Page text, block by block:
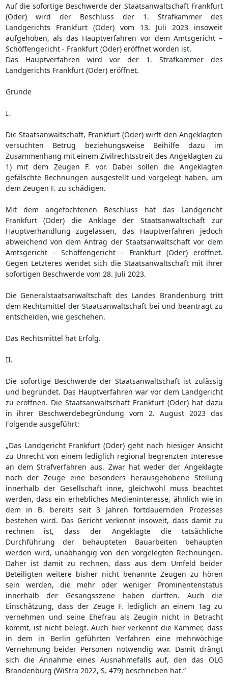
Auf die sofortige Beschwerde der Staatsanwaltschaft Frankfurt
(Oder) wird der Beschluss der 1. Strafkammer des
Landgerichts Frankfurt (Oder) vom 13. Juli 2023 insoweit
aufgehoben, als das Hauptverfahren vor dem Amtsgericht –
Schöffengericht - Frankfurt (Oder) eröffnet worden ist.
Das Hauptverfahren wird vor der 1. Strafkammer des
Landgerichts Frankfurt (Oder) eröffnet.
Gründe
I.
Die Staatsanwaltschaft, Frankfurt (Oder) wirft den Angeklagten
versuchten Betrug beziehungsweise Beihilfe dazu im
Zusammenhang mit einem Zivilrechtsstreit des Angeklagten zu
1) mit dem Zeugen F. vor. Dabei sollen die Angeklagten
gefälschte Rechnungen ausgestellt und vorgelegt haben, um
dem Zeugen F. zu schädigen.
Mit dem angefochtenen Beschluss hat das Landgericht
Frankfurt (Oder) die Anklage der Staatsanwaltschaft zur
Hauptverhandlung zugelassen, das Hauptverfahren jedoch
abweichend von dem Antrag der Staatsanwaltschaft vor dem
Amtsgericht - Schöffengericht - Frankfurt (Oder) eröffnet.
Gegen Letzteres wendet sich die Staatsanwaltschaft mit ihrer
sofortigen Beschwerde vom 28. Juli 2023.
Die Generalstaatsanwaltschaft des Landes Brandenburg tritt
dem Rechtsmittel der Staatsanwaltschaft bei und beantragt zu
entscheiden, wie geschehen.
Das Rechtsmittel hat Erfolg.
II.
Die sofortige Beschwerde der Staatsanwaltschaft ist zulässig
und begründet. Das Hauptverfahren war vor dem Landgericht
zu eröffnen. Die Staatsanwaltschaft Frankfurt (Oder) hat dazu
in ihrer Beschwerdebegründung vom 2. August 2023 das
Folgende ausgeführt:
„Das Landgericht Frankfurt (Oder) geht nach hiesiger Ansicht
zu Unrecht von einem lediglich regional begrenzten Interesse
an dem Strafverfahren aus. Zwar hat weder der Angeklagte
noch der Zeuge eine besonders herausgehobene Stellung
innerhalb der Gesellschaft inne, gleichwohl muss beachtet
werden, dass ein erhebliches Medieninteresse, ähnlich wie in
dem in B. bereits seit 3 Jahren fortdauernden Prozesses
bestehen wird. Das Gericht verkennt insoweit, dass damit zu
rechnen ist, dass der Angeklagte die tatsächliche
Durchführung der behaupteten Bauarbeiten behaupten
werden wird, unabhängig von den vorgelegten Rechnungen.
Daher ist damit zu rechnen, dass aus dem Umfeld beider
Beteiligten weitere bisher nicht benannte Zeugen zu hören
sein werden, die mehr oder weniger Prominentenstatus
innerhalb der Gesangsszene haben dürften. Auch die
Einschätzung, dass der Zeuge F. lediglich an einem Tag zu
vernehmen und seine Ehefrau als Zeugin nicht in Betracht
kommt, ist nicht belegt. Auch hier verkennt die Kammer, dass
in dem in Berlin geführten Verfahren eine mehrwöchige
Vernehmung beider Personen notwendig war. Damit drängt
sich die Annahme eines Ausnahmefalls auf, den das OLG
Brandenburg (WiStra 2022, S. 479) beschrieben hat.“